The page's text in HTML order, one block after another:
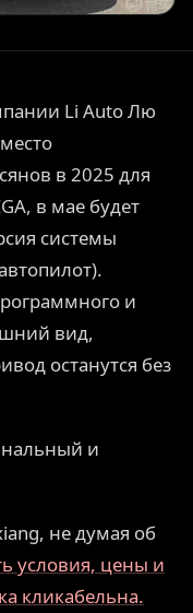
Li Auto Лю
в 2025 для
в мае будет
системы
и
вид,
останутся без
и
не думая об
условия, цены и
кликабельна.